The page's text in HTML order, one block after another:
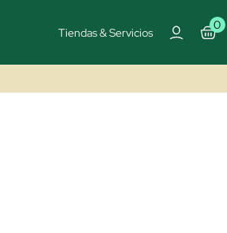
Tiendas & Servicios
0